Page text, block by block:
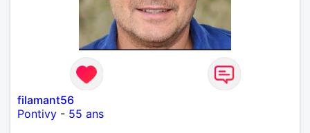
filamant56
Pontivy - 55 ans